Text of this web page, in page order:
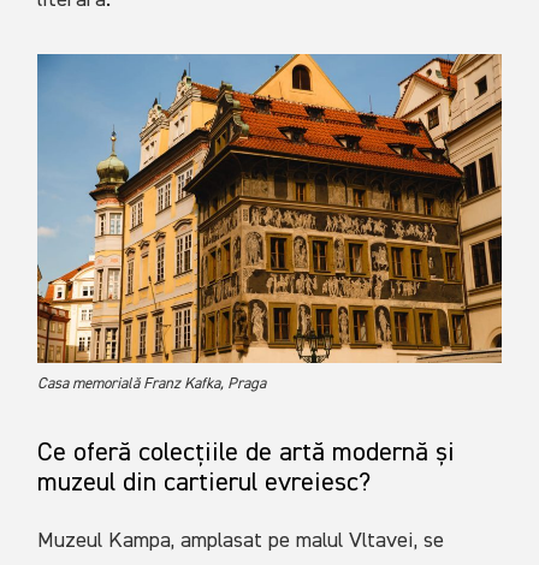
Casa memorială Franz Kafka, Praga
Ce oferă colecțiile de artă modernă și
muzeul din cartierul evreiesc?
Muzeul Kampa, amplasat pe malul Vltavei, se